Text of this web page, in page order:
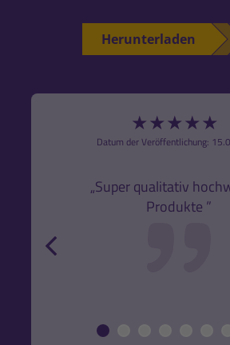
Herunterladen
★★★★★
Datum der Veröffentlichung:
„Super qualitativ
Produkte ”